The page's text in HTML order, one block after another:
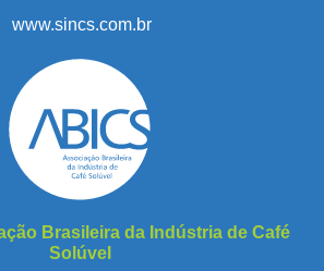
www.sincs.com.br
Brasileira da Indústria de Café
Solúvel